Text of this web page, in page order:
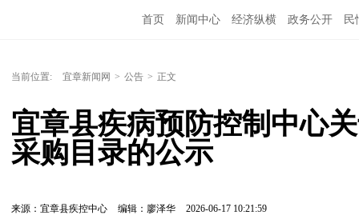
首页 新闻中心 经济纵横 政务公开 民
当前位置: 宜章新闻网 > 公告 > 正文
宜章县疾病预防控制中心
采购目录的公示
来源：宜章县疾控中心 编辑：廖泽华 2026-06-17 10:21:59